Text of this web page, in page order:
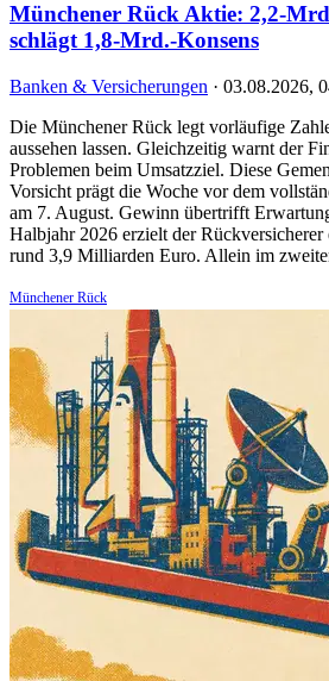
Münchener Rück Aktie: 2,2-
schlägt 1,8-Mrd.-Konsens
Banken & Versicherungen · 03.08.2026,
Die Münchener Rück legt vorläufige
aussehen lassen. Gleichzeitig warnt der
Problemen beim Umsatzziel. Diese
Vorsicht prägt die Woche vor dem
am 7. August. Gewinn übertrifft
Halbjahr 2026 erzielt der
rund 3,9 Milliarden Euro. Allein im
Münchener Rück